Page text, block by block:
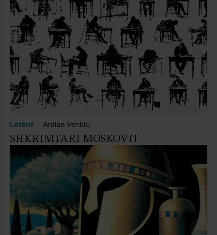
Letrare Aleph (2000), me Çmimin e
Pen Club Albania (2017) dhe me
Çmimin e Panairit të Librit Tirana
(2022). Pjesë nga krijimtaria e tij janë
botuar në anglisht, bullgarisht,
frëngjisht, greqisht, gjermanisht,
italisht, rumanisht dhe rusisht.
Letërsi Ardian Vehbiu
SHKRIMTARI MOSKOVIT